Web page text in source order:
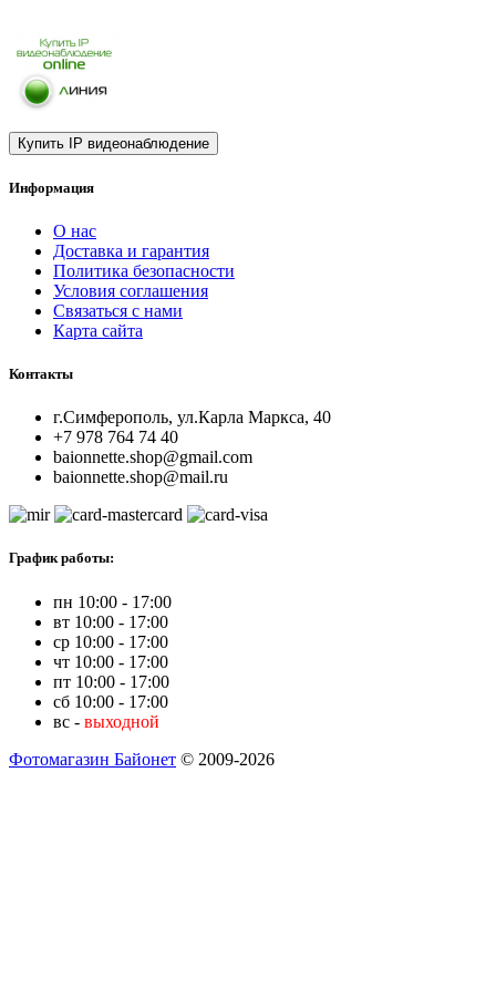
Информация
О нас
Доставка и гарантия
Политика безопасности
Условия соглашения
Связаться с нами
Карта сайта
Контакты
г.Симферополь, ул.Карла Маркса, 40
+7 978 764 74 40
baionnette.shop@gmail.com
baionnette.shop@mail.ru
График работы:
пн 10:00 - 17:00
вт 10:00 - 17:00
ср 10:00 - 17:00
чт 10:00 - 17:00
пт 10:00 - 17:00
сб 10:00 - 17:00
вс - выходной
Фотомагазин Байонет © 2009-2026